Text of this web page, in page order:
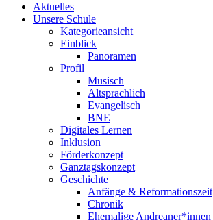
Aktuelles
Unsere Schule
Kategorieansicht
Einblick
Panoramen
Profil
Musisch
Altsprachlich
Evangelisch
BNE
Digitales Lernen
Inklusion
Förderkonzept
Ganztagskonzept
Geschichte
Anfänge & Reformationszeit
Chronik
Ehemalige Andreaner*innen